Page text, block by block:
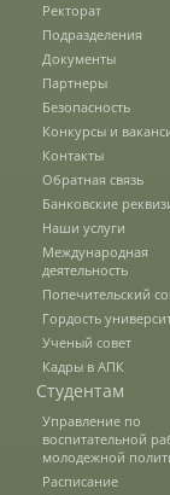
Абитуриенту
Информация
Направления
Правила
Документы
Целевой
Ректорат
Подразделения
Документы
Партнеры
Безопасность
Конкурсы и
Контакты
Обратная связь
Банковские
Наши услуги
Международная
деятельность
Попечительский
Гордость
Ученый совет
Кадры в АПК
Студентам
Управление по
воспитательной
молодежной
Расписание